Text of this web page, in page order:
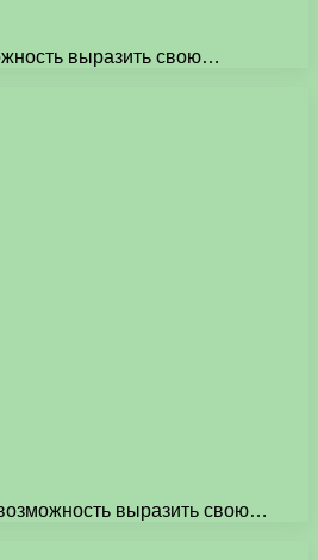
выразить свою…
выразить свою…